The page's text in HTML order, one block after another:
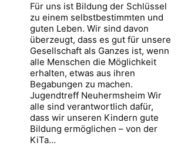
Für uns ist Bildung der Schlüssel
zu einem selbstbestimmten und
guten Leben. Wir sind davon
überzeugt, dass es gut für unsere
Gesellschaft als Ganzes ist, wenn
alle Menschen die Möglichkeit
erhalten, etwas aus ihren
Begabungen zu machen.
Jugendtreff Neuhermsheim Wir
alle sind verantwortlich dafür,
dass wir unseren Kindern gute
Bildung ermöglichen – von der
KiTa…